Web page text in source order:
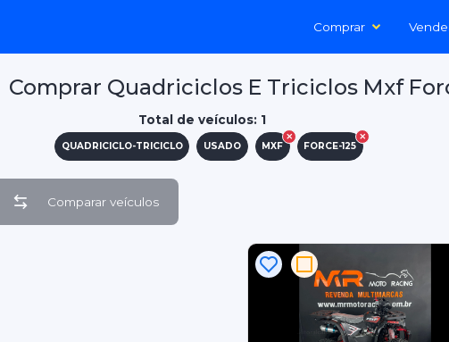
Comprar
Comprar Quadriciclos E Triciclos Mxf
Total de veículos: 1
QUADRICICLO-TRICICLO USADO MXF FORCE-125
Comparar veículos